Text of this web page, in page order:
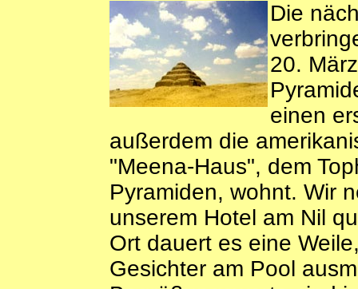
Die
20.
einen
außerdem die
"Meena-Haus", dem
Pyramiden, wohnt. Wir
unserem Hotel am Nil
Ort dauert es eine
Gesichter am Pool